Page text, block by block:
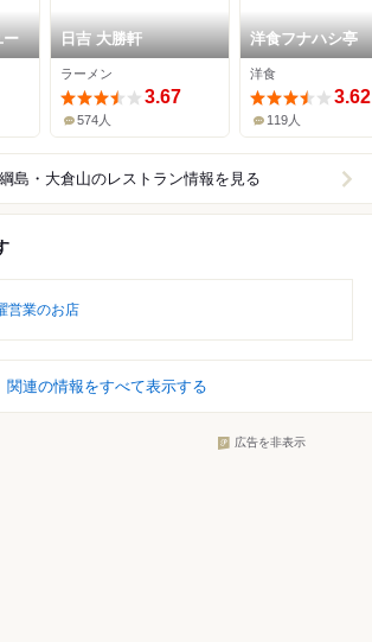
ー 日吉 大勝軒
ラーメン
3.67
574人
洋食フナハシ亭
洋食
3.62
119人
島・大倉山のレストラン情報を見る
営業のお店
関連の情報をすべて表示する
広告を非表示